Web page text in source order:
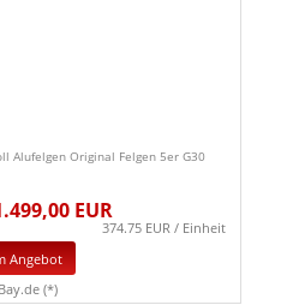
Alufelgen Original Felgen 5er G30
EUR
374.75 EUR / Einheit
Angebot
(*)